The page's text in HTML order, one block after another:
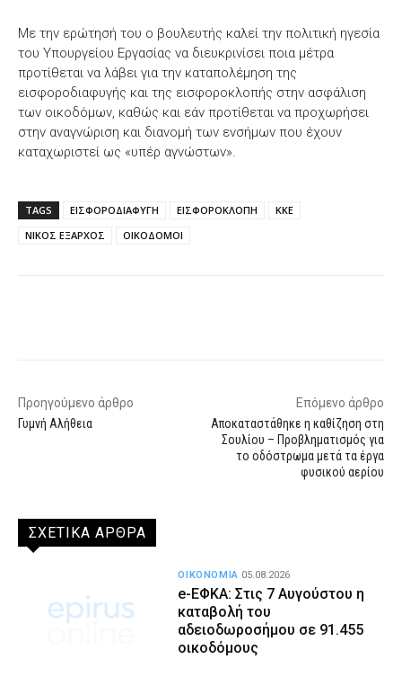
Με την ερώτησή του ο βουλευτής καλεί την πολιτική ηγεσία
του Υπουργείου Εργασίας να διευκρινίσει ποια μέτρα
προτίθεται να λάβει για την καταπολέμηση της
εισφοροδιαφυγής και της εισφοροκλοπής στην ασφάλιση
των οικοδόμων, καθώς και εάν προτίθεται να προχωρήσει
στην αναγνώριση και διανομή των ενσήμων που έχουν
καταχωριστεί ως «υπέρ αγνώστων».
TAGS ΕΙΣΦΟΡΟΔΙΑΦΥΓΗ ΕΙΣΦΟΡΟΚΛΟΠΗ
ΚΚΕ
ΝΙΚΟΣ ΕΞΑΡΧΟΣ
ΟΙΚΟΔΟΜΟΙ
Προηγούμενο άρθρο
Γυμνή Αλήθεια
Επόμενο άρθρο
Αποκαταστάθηκε η καθίζηση στη
Σουλίου – Προβληματισμός για
το οδόστρωμα μετά τα έργα
φυσικού αερίου
ΣΧΕΤΙΚΑ ΑΡΘΡΑ
e-ΕΦΚΑ: Στις 7 Αυγούστου η
καταβολή του
αδειοδωροσήμου σε 91.455
οικοδόμους
ΟΙΚΟΝΟΜΙΑ 05.08.2026